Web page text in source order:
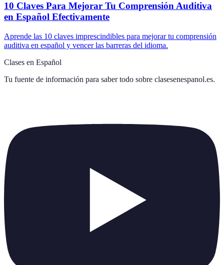
10 Claves Para Mejorar Tu Comprensión Auditiva
en Español Efectivamente
Aprende las 10 claves imprescindibles para mejorar tu comprensión
auditiva en español y vencer las barreras del idioma.
Clases en Español
Tu fuente de información para saber todo sobre clasesenespanol.es.